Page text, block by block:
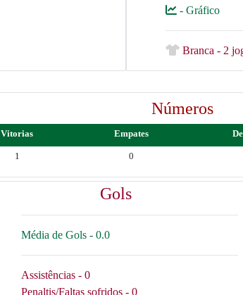
- Gráfico
Branca - 2
Números
Vitorias Empates
1 0
Gols
Média de Gols - 0.0
Assistências - 0
Penaltis/Faltas sofridos - 0